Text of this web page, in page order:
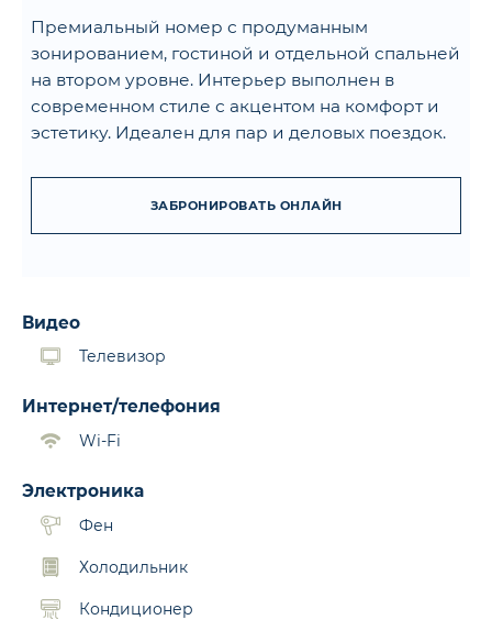
Премиальный номер с продуманным
зонированием, гостиной и отдельной спальней
на втором уровне. Интерьер выполнен в
современном стиле с акцентом на комфорт и
эстетику. Идеален для пар и деловых поездок.
ЗАБРОНИРОВАТЬ ОНЛАЙН
Видео
Телевизор
Интернет/телефония
Wi-Fi
Электроника
Фен
Холодильник
Кондиционер